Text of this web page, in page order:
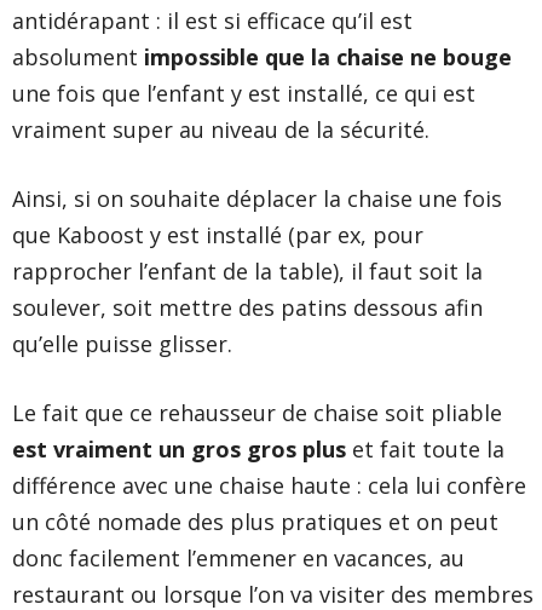
antidérapant : il est si efficace qu’il est
absolument impossible que la chaise ne bouge
une fois que l’enfant y est installé, ce qui est
vraiment super au niveau de la sécurité.
Ainsi, si on souhaite déplacer la chaise une fois
que Kaboost y est installé (par ex, pour
rapprocher l’enfant de la table), il faut soit la
soulever, soit mettre des patins dessous afin
qu’elle puisse glisser.
Le fait que ce rehausseur de chaise soit pliable
est vraiment un gros gros plus et fait toute la
différence avec une chaise haute : cela lui confère
un côté nomade des plus pratiques et on peut
donc facilement l’emmener en vacances, au
restaurant ou lorsque l’on va visiter des membres